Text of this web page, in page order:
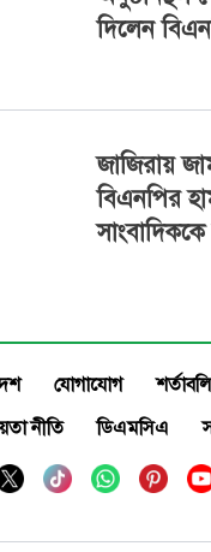
দিলেন
জাজিরায়
বিএনপির
যোগাযোগ
নীতি
ডিএমসিএ